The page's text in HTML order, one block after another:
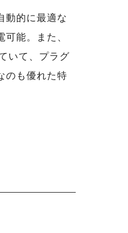
動的に最適な
能。また、
いて、プラグ
のも優れた特